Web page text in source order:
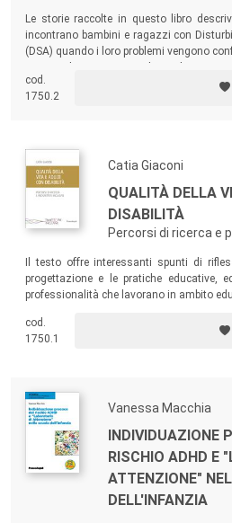
Le storie raccolte in questo libro
incontrano bambini e ragazzi con Disturbi
(DSA) quando i loro problemi vengono
cod.
1750.2
Catia Giaconi
QUALITÀ DELLA
DISABILITÀ
Percorsi di ricerca e
Il testo offre interessanti spunti di
progettazione e le pratiche educative,
professionalità che lavorano in ambito
e a quanti volessero approfondire la
adulta con disabilità nella prospettiva
cod.
1750.1
Vanessa Macchia
INDIVIDUAZIONE
RISCHIO ADHD E
ATTENZIONE"
DELL'INFANZIA